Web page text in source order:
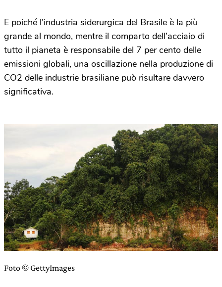
E poiché l’industria siderurgica del Brasile è la più
grande al mondo, mentre il comparto dell’acciaio di
tutto il pianeta è responsabile del 7 per cento delle
emissioni globali, una oscillazione nella produzione di
CO2 delle industrie brasiliane può risultare davvero
significativa.
Foto © GettyImages